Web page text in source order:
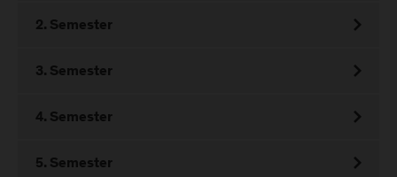
2. Semester
3. Semester
4. Semester
5. Semester